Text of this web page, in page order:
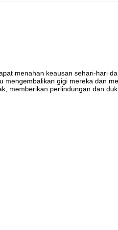
menahan keausan sehari-hari
gigi mereka dan
memberikan perlindungan dan